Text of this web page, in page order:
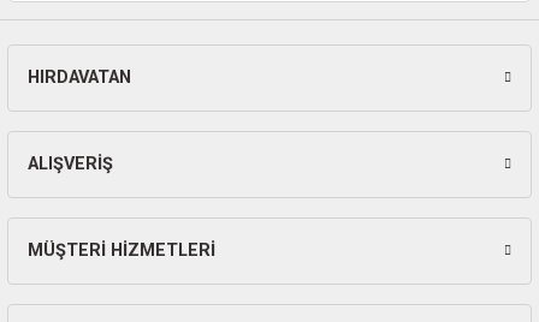
HIRDAVATAN
ALIŞVERİŞ
MÜŞTERİ HİZMETLERİ